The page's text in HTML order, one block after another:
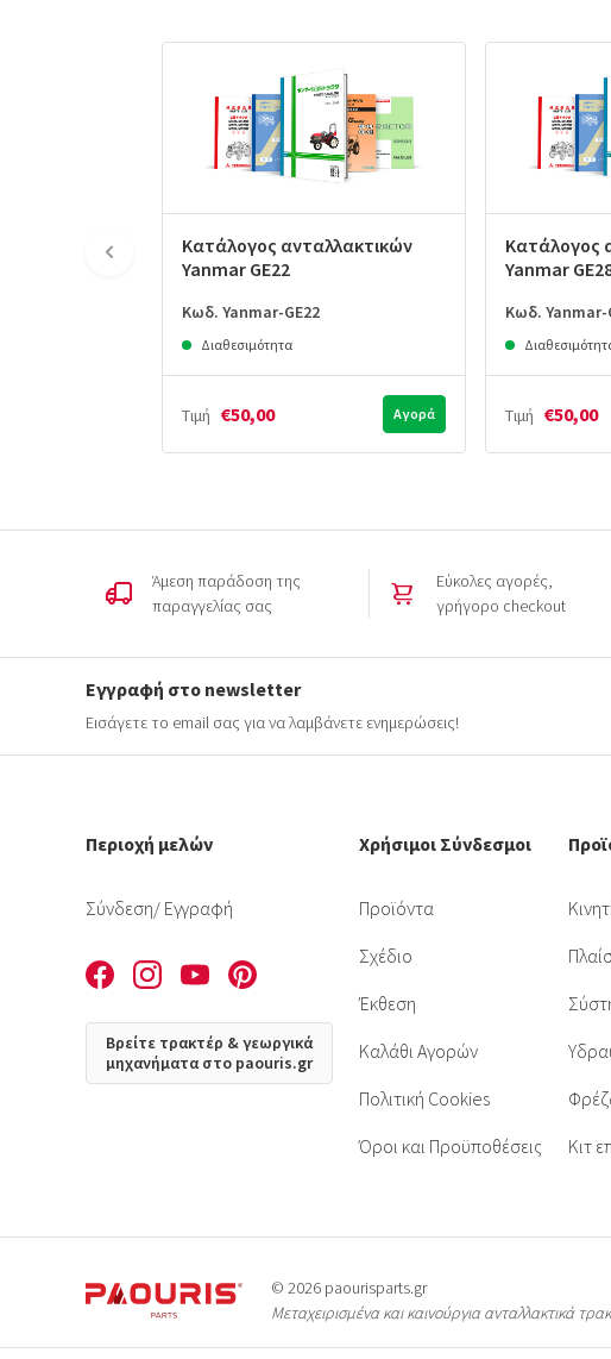
Κατάλογος ανταλλακτικών
Yanmar GE22
Κωδ. Yanmar-GE22
Διαθεσιμότητα
Τιμή €50,00 Αγορά
Κατάλογος
Yanmar
Κωδ. Yanmar-
Τιμή €50,00
Άμεση παράδοση της
παραγγελίας σας
Εύκολες αγορές,
γρήγορο checkout
Εγγραφή στο newsletter
Εισάγετε το email σας για να λαμβάνετε ενημερώσεις!
Περιοχή μελών
Σύνδεση/ Εγγραφή
Βρείτε τρακτέρ & γεωργικά
μηχανήματα στο paouris.gr
Χρήσιμοι Σύνδεσμοι
Προϊόντα
Σχέδιο
Έκθεση
Καλάθι Αγορών
Πολιτική Cookies
Όροι και Προϋποθέσεις
Κιτ
© 2026 paourisparts.gr
Μεταχειρισμένα και καινούργια ανταλλακτικά